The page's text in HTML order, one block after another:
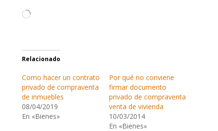
Cargando...
Relacionado
Como hacer un contrato
privado de compraventa
de inmuebles
08/04/2019
En «Bienes»
Por qué no conviene
firmar documento
privado de compraventa
venta de vivienda
10/03/2014
En «Bienes»